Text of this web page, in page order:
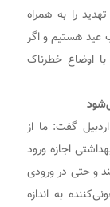
را به همراه
عید هستیم و اگر
اوضاع خطرناک
گفت: ما از
اجازه ورود
و حتی در ورودی
به اندازه